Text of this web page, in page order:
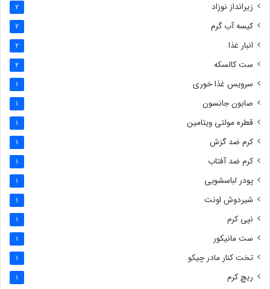
زیرانداز نوزاد 2
کیسه آب گرم 2
انبار غذا 2
ست کالسکه 2
سرویس غذا خوری 1
صابون جانسون 1
قطره مولتی ویتامین 1
کرم ضد گزش 1
کرم ضد آفتاب 1
پودر لباسشویی 1
شیردوش اونت 1
نپی کرم 1
ست مانیکور 1
تخت کنار مادر چیکو 1
ریچ کرم 1